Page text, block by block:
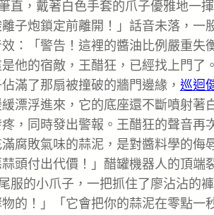
直，戴著白色手套的爪子優雅地一
子炮鎖定前離開！」話音未落，一
：「警告！這裡的醬油比例嚴重失
他的宿敵，王醋狂，已經找上門了
滿了那扇被撞破的牆門邊緣， 巡迴
漂浮進來，它的底座還不斷噴射著
，同時發出警報。王醋狂的聲音再
腐敗氣味的蒜泥，是對醬料學的侮
頭付出代價！」醋罐機器人的頂端
服的小爪子，一把抓住了廖沾沾的
的！」「它會把你的蒜泥在零點一